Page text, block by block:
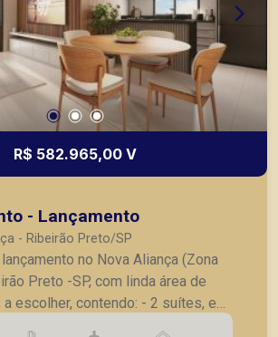
R$ 582.965,00 V
- Lançamento
- Ribeirão Preto/SP
no Nova Aliança (Zona
Preto -SP, com linda área de
contendo: - 2 suítes, e
ambientes; - Cozinha; -